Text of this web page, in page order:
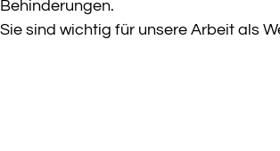
Behinderungen.
Sie sind wichtig für unsere Arbeit als